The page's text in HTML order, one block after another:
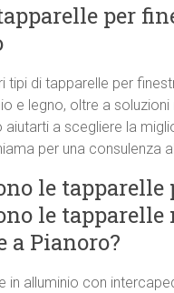
per
tipi di tapparelle per
e legno, oltre a
aiutarti a scegliere la
per una consulenza
le
le
a Pianoro?
in alluminio con